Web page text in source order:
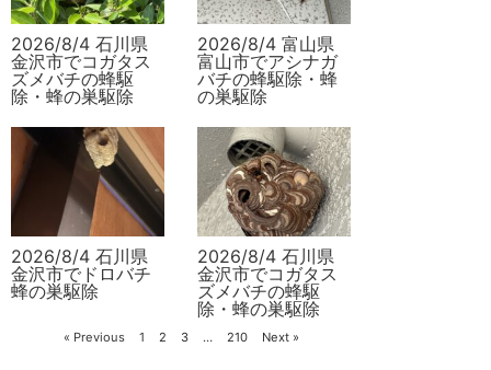
2026/8/4 石川県
金沢市でコガタス
ズメバチの蜂駆
除・蜂の巣駆除
2026/8/4 富山県
富山市でアシナガ
バチの蜂駆除・蜂
の巣駆除
2026/8/4 石川県
金沢市でドロバチ
蜂の巣駆除
2026/8/4 石川県
金沢市でコガタス
ズメバチの蜂駆
除・蜂の巣駆除
« Previous 1 2 3 … 210 Next »